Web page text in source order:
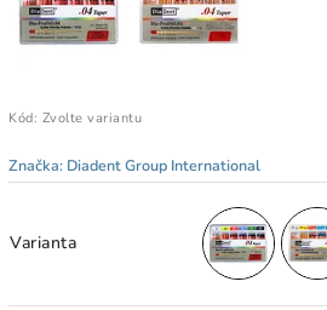
Kód: Zvolte variantu
Značka: Diadent Group International
Varianta